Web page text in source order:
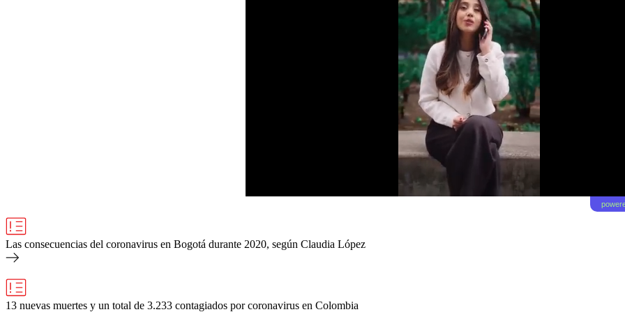
Las consecuencias del coronavirus en Bogotá durante 2020, según Claudia López
13 nuevas muertes y un total de 3.233 contagiados por coronavirus en Colombia